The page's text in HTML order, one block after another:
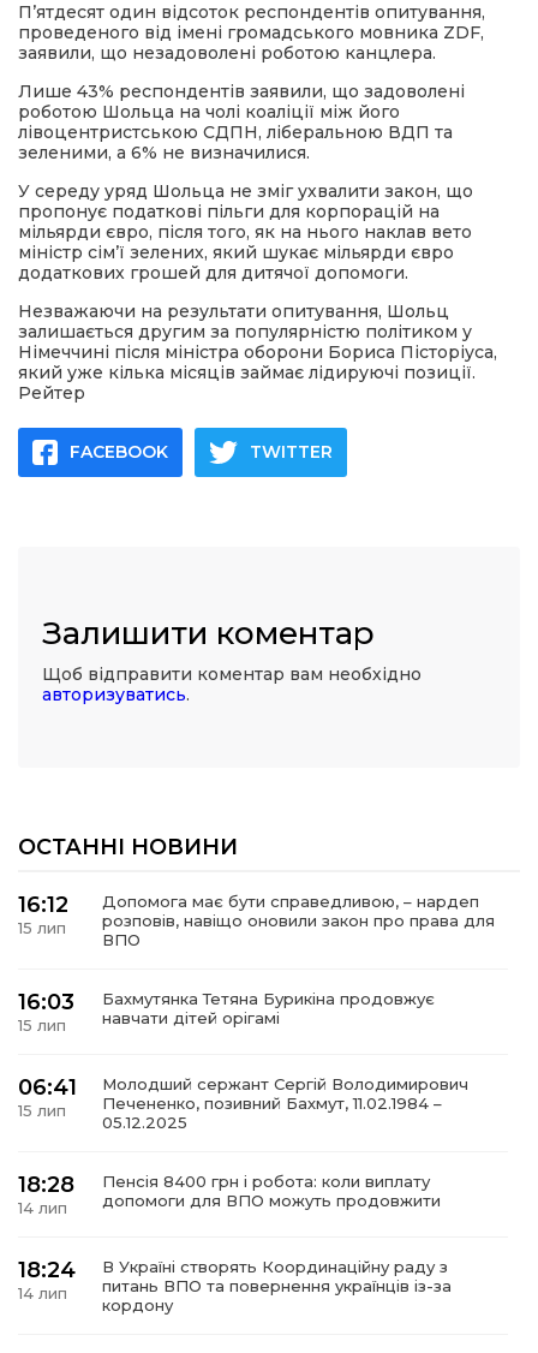
місія
П’ятдесят один відсоток респондентів опитування,
проведеного від імені громадського мовника ZDF,
заявили, що незадоволені роботою канцлера.
Лише 43% респондентів заявили, що задоволені
роботою Шольца на чолі коаліції між його
лівоцентристською СДПН, ліберальною ВДП та
зеленими, а 6% не визначилися.
У середу уряд Шольца не зміг ухвалити закон, що
пропонує податкові пільги для корпорацій на
мільярди євро, після того, як на нього наклав вето
міністр сім’ї зелених, який шукає мільярди євро
додаткових грошей для дитячої допомоги.
Незважаючи на результати опитування, Шольц
залишається другим за популярністю політиком у
Німеччині після міністра оборони Бориса Пісторіуса,
який уже кілька місяців займає лідируючі позиції.
Рейтер
FACEBOOK TWITTER
Залишити коментар
Щоб відправити коментар вам необхідно
авторизуватись.
ОСТАННІ НОВИНИ
16:12
15 лип
Допомога має бути справедливою, – нардеп
розповів, навіщо оновили закон про права для
ВПО
16:03
15 лип
Бахмутянка Тетяна Бурикіна продовжує
навчати дітей орігамі
06:41
15 лип
Молодший сержант Сергій Володимирович
Печененко, позивний Бахмут, 11.02.1984 –
05.12.2025
18:28
14 лип
Пенсія 8400 грн і робота: коли виплату
допомоги для ВПО можуть продовжити
18:24
14 лип
В Україні створять Координаційну раду з
питань ВПО та повернення українців із-за
кордону